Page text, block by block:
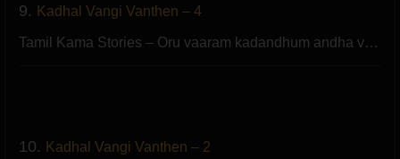
9. Kadhal Vangi Vanthen – 4
Tamil Kama Stories – Oru vaaram kadandhum andha v…
10. Kadhal Vangi Vanthen – 2